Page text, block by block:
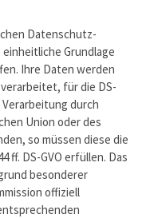
Datenschutz-
Grundlage
Ihre Daten werden
für die DS-
durch
Union oder des
so müssen diese die
ff. DS-GVO erfüllen. Das
besonderer
offiziell